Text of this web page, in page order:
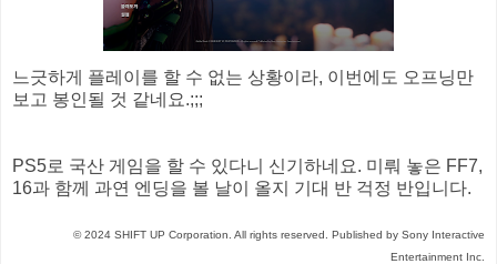
느긋하게 플레이를 할 수 없는 상황이라, 이번에도 오프닝만
보고 봉인될 것 같네요.;;;
PS5로 국산 게임을 할 수 있다니 신기하네요. 미뤄 놓은 FF7,
16과 함께 과연 엔딩을 볼 날이 올지 기대 반 걱정 반입니다.
‎© 2024 SHIFT UP Corporation. All rights reserved. Published by Sony Interactive
Entertainment Inc.